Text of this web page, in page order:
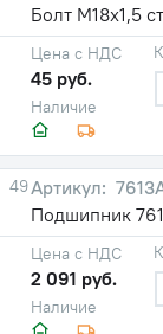
Болт М18х1,5
Наличие
Цена с НДС
45 руб.
49
Подшипник
Наличие
Цена с НДС
2 091 руб.